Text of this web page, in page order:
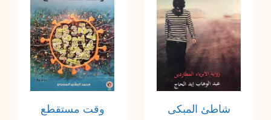
شاطئ المبكى وقت مستقطع